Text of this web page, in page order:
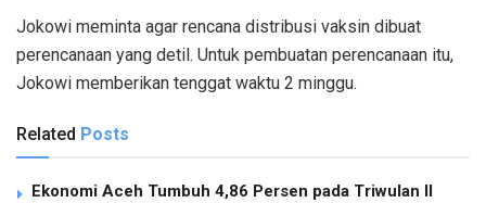
Jokowi meminta agar rencana distribusi vaksin dibuat
perencanaan yang detil. Untuk pembuatan perencanaan itu,
Jokowi memberikan tenggat waktu 2 minggu.
Related Posts
Ekonomi Aceh Tumbuh 4,86 Persen pada Triwulan II